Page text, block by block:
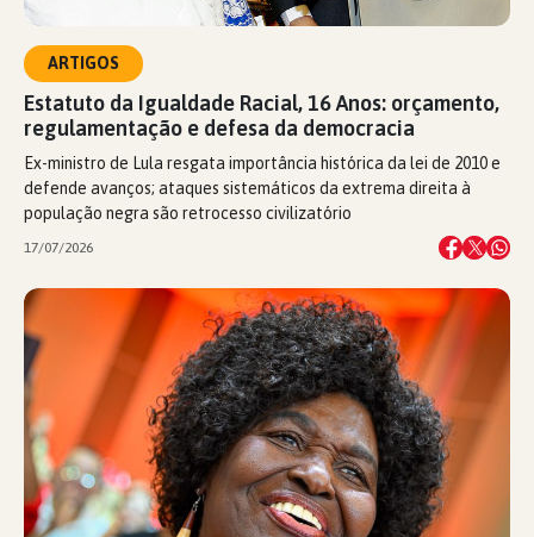
ARTIGOS
Estatuto da Igualdade Racial, 16 Anos: orçamento,
regulamentação e defesa da democracia
Ex-ministro de Lula resgata importância histórica da lei de 2010 e
defende avanços; ataques sistemáticos da extrema direita à
população negra são retrocesso civilizatório
17/07/2026